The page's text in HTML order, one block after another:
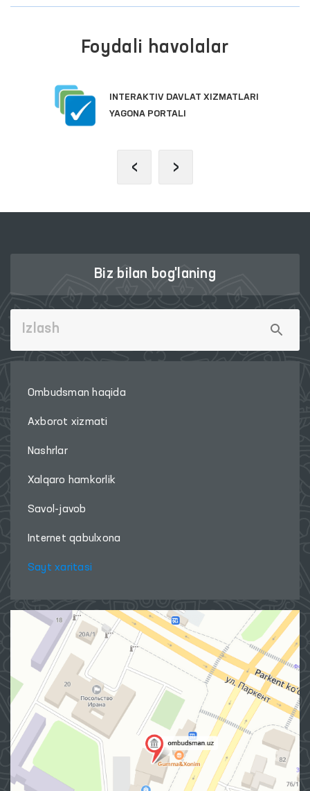
Foydali havolalar
INTERAKTIV DAVLAT XIZMATLARI
YAGONA PORTALI
‹ ›
Biz bilan bog'laning
Ombudsman haqida
Axborot xizmati
Nashrlar
Xalqaro hamkorlik
Savol-javob
Internet qabulxona
Sayt xaritasi